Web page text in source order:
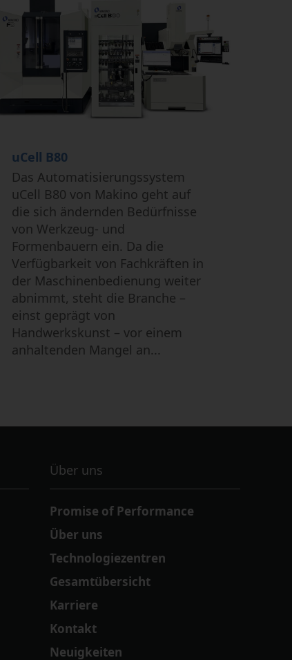
uCell B80
Das Automatisierungssystem
uCell B80 von Makino geht auf
die sich ändernden Bedürfnisse
von Werkzeug- und
Formenbauern ein. Da die
Verfügbarkeit von Fachkräften in
der Maschinenbedienung weiter
abnimmt, steht die Branche –
einst geprägt von
Handwerkskunst – vor einem
anhaltenden Mangel an...
Über uns
Promise of Performance
Über uns
Technologiezentren
Gesamtübersicht
Karriere
Kontakt
Neuigkeiten